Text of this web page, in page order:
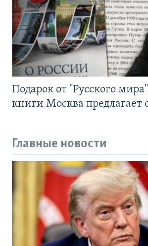
Подарок от "Русского
книги Москва предлагает
Главные новости